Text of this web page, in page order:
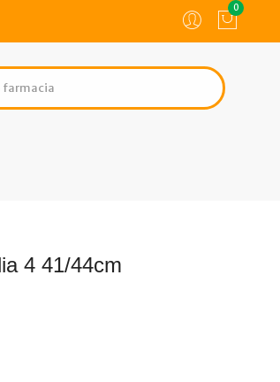
0
4 41/44cm